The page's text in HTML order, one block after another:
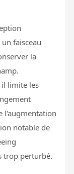
faisceau
la
il limite les
l'augmentation
notable de
trop perturbé.